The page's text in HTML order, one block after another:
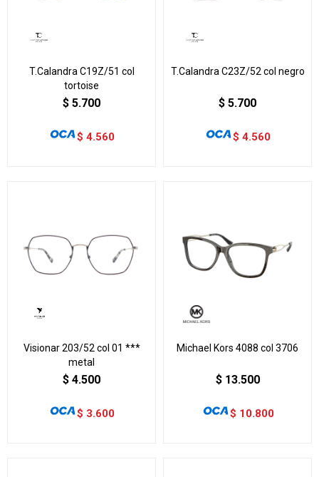
T.Calandra C19Z/51 col
tortoise
$ 5.700
$ 4.560
T.Calandra C23Z/52 col negro
$ 5.700
$ 4.560
Visionar 203/52 col 01 ***
metal
$ 4.500
$ 3.600
Michael Kors 4088 col 3706
$ 13.500
$ 10.800